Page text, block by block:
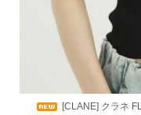
[CLANE] クラネ